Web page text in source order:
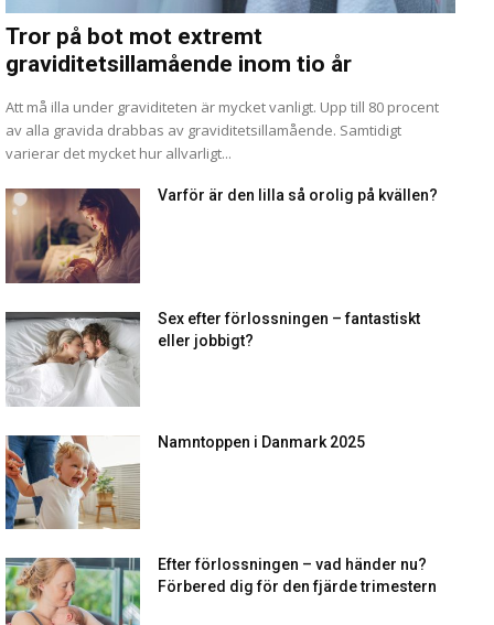
Tror på bot mot extremt
graviditetsillamående inom tio år
Att må illa under graviditeten är mycket vanligt. Upp till 80 procent
av alla gravida drabbas av graviditetsillamående. Samtidigt
varierar det mycket hur allvarligt...
Varför är den lilla så orolig på kvällen?
Sex efter förlossningen – fantastiskt
eller jobbigt?
Namntoppen i Danmark 2025
Efter förlossningen – vad händer nu?
Förbered dig för den fjärde trimestern